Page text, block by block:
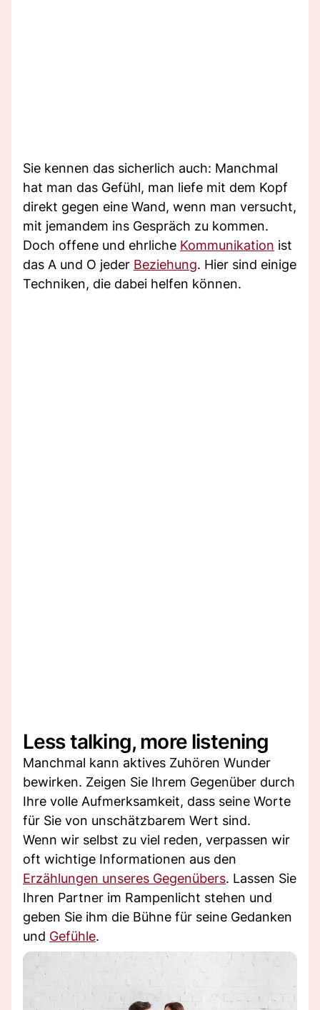
Sie kennen das sicherlich auch: Manchmal
hat man das Gefühl, man liefe mit dem Kopf
direkt gegen eine Wand, wenn man versucht,
mit jemandem ins Gespräch zu kommen.
Doch offene und ehrliche Kommunikation ist
das A und O jeder Beziehung. Hier sind einige
Techniken, die dabei helfen können.
Less talking, more listening
Manchmal kann aktives Zuhören Wunder
bewirken. Zeigen Sie Ihrem Gegenüber durch
Ihre volle Aufmerksamkeit, dass seine Worte
für Sie von unschätzbarem Wert sind.
Wenn wir selbst zu viel reden, verpassen wir
oft wichtige Informationen aus den
Erzählungen unseres Gegenübers. Lassen Sie
Ihren Partner im Rampenlicht stehen und
geben Sie ihm die Bühne für seine Gedanken
und Gefühle.